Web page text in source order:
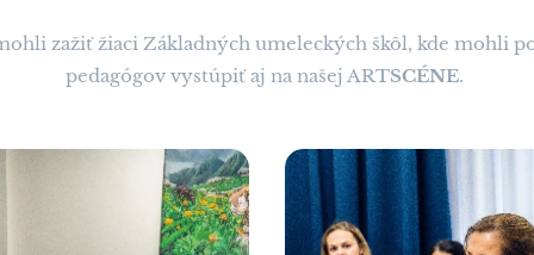
zažiť žiaci Základných umeleckých škôl, kde mohli
pedagógov vystúpiť aj na našej ARTSCÉNE.